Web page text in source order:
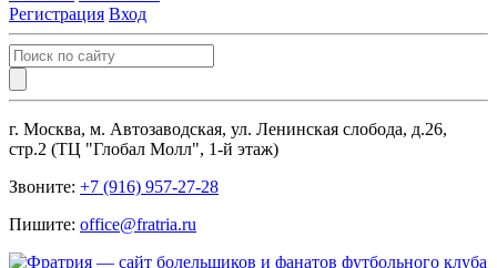
Регистрация Вход
г. Москва, м. Автозаводская, ул. Ленинская слобода, д.26,
стр.2 (ТЦ "Глобал Молл", 1-й этаж)
Звоните: +7 (916) 957-27-28
Пишите: office@fratria.ru